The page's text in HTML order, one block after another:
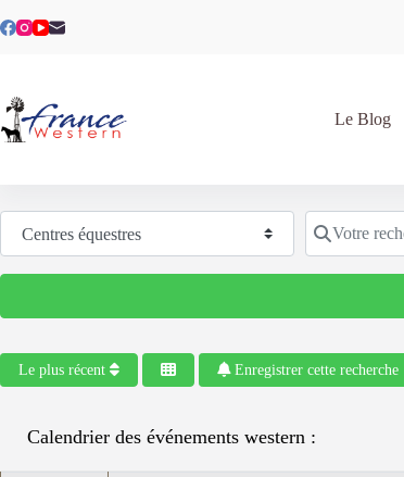
au
Le Blog
Sélectionnez le type de recherche Votre recherche
Le plus récent Enregistrer cette recherche
Calendrier des événements western :